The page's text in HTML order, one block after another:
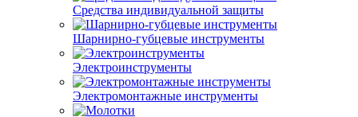
Средства индивидуальной защиты
Шарнирно-губцевые инструменты
Электроинструменты
Электромонтажные инструменты